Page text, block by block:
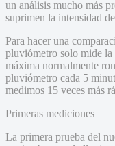
un análisis mucho más
suprimen la intensidad
Para hacer una
pluviómetro solo mide
máxima normalmente
pluviómetro cada 5
medimos 15 veces más
Primeras mediciones
La primera prueba del